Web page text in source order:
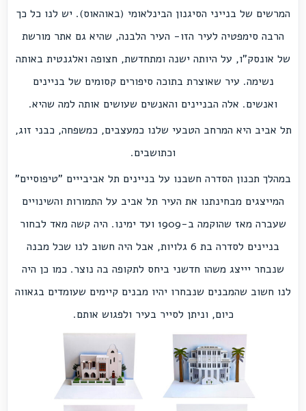
המרשים של בנייני הסיגנון הבינלאומי (באוהאוס). יש לנו כל כך
הרבה סימפטיה לעיר הזו- העיר הלבנה, שהיא גם אתר מורשת
של אונסק"ו, על היותה ישנה ומתחדשת, חצופה ואלגנטית באותה
נשימה. עיר שאוצרת בתוכה סיפורים קסומים של בניינים
ואנשים. אלה הבניינים והאנשים שעושים אותה למה שהיא.
תל אביב היא המרחב הטבעי שלנו כמעצבים, כמשפחה, כבני זוג,
וכתושבים.
במהלך תכנון הסדרה חשבנו על בניינים תל אביבייים "טיפוסיים"
המייצגים מבחינתנו את העיר תל אביב על התמורות והשינויים
שעברה מאז שהוקמה ב-1909 ועד ימינו. היה קשה מאד לבחור
בניינים לסדרה בת 6 גלויות, אבל היה חשוב לנו שכל מבנה
שנבחר יייצג משהו חדשני ביחס לתקופה בה נוצר. כמו כן היה
לנו חשוב שהמבנים שנבחרו יהיו מבנים קיימים שעומדים בגאווה
כיום, וניתן לסייר בעיר ולפגוש אותם.